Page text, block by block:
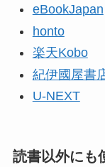
eBookJapan
honto
楽天Kobo
紀伊國屋書
U-NEXT
読書以外にも